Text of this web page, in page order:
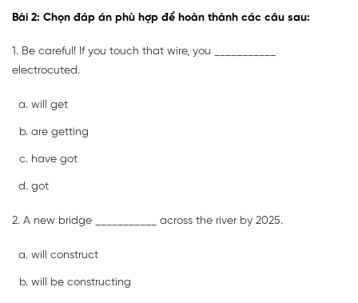
Bài 2: Chọn đáp án phù hợp để hoàn thành các câu sau:
1. Be careful! If you touch that wire, you ___________
electrocuted.
will get
are getting
have got
got
2. A new bridge ___________ across the river by 2025.
will construct
will be constructing